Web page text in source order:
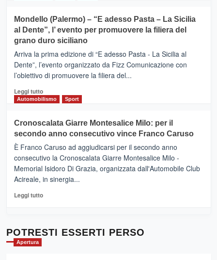
e
messaggi
di
CASTIGLIONE
DI
SICILIA
(Ct)
–
Il
Borgo
Gusto,
il
tra
sapori
vicoli
medievali
Mondello (Palermo) – “E adesso Pasta – La Sicilia
al Dente”, l’ evento per promuovere la filiera del
grano duro siciliano
Arriva la prima edizione di “E adesso Pasta - La Sicilia al
Dente”, l’evento organizzato da Fizz Comunicazione con
l’obiettivo di promuovere la filiera del...
Leggi tuttoLeggi
di
Mondello
(Palermo)
–
“E
adesso
Pasta
–
Sicilia
l’
evento
Automobilismo Sport
Cronoscalata Giarre Montesalice Milo: per il
secondo anno consecutivo vince Franco Caruso
È Franco Caruso ad aggiudicarsi per il secondo anno
consecutivo la Cronoscalata Giarre Montesalice Milo -
Memorial Isidoro Di Grazia, organizzata dall'Automobile Club
Acireale, in sinergia...
Leggi tuttoLeggi
Cronoscalata
POTRESTI ESSERTI PERSO
Apertura